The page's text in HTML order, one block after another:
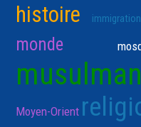
histoire immigration
monde
Moyen-Orient